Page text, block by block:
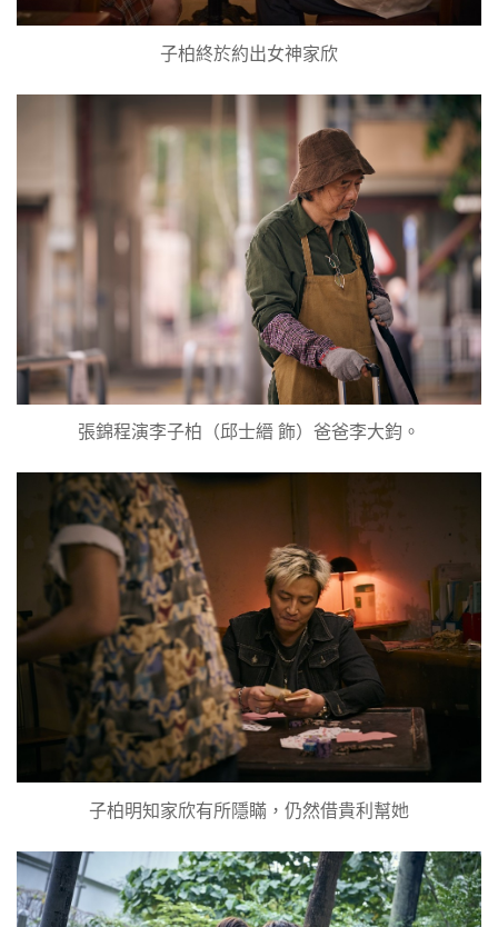
子柏終於約出女神家欣
張錦程演李子柏（邱士縉 飾）爸爸李大鈞。
子柏明知家欣有所隱瞞，仍然借貴利幫她